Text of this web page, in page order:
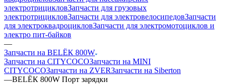
электротрицикловЗапчасти для грузовых
электротрицикловЗапчасти для электровелосипедовЗапчасти
для электроквадроцикловЗапчасти для электромотоциклов и
электро пит-байков
—
Запчасти на BELЁК 800W
Запчасти на CITYCOCOЗапчасти на MINI
CITYCOCOЗапчасти на ZVERЗапчасти на Siberton
—BELЁК 800W Порт зарядки